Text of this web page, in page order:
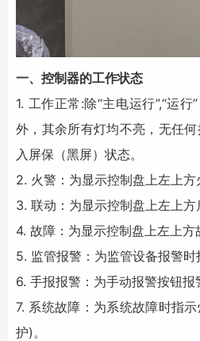
一、控制器的工作状态
1. 工作正常:除“主电运行”,“运行
外，其余所有灯均不亮，无任
入屏保（黑屏）状态。
2. 火警：为显示控制盘上左上方
3. 联动：为显示控制盘上左上方
4. 故障：为显示控制盘上左上方
5. 监管报警：为监管设备报警时
6. 手报报警：为手动报警按钮报
7. 系统故障：为系统故障时指
护)。